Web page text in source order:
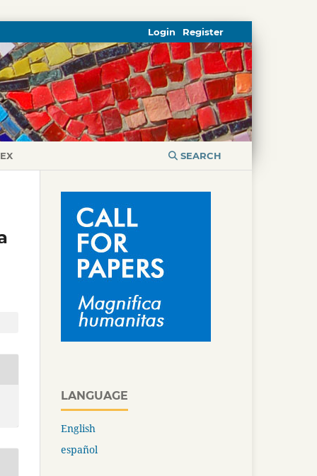
SEARCH
Register
Login
LANGUAGE
English
español